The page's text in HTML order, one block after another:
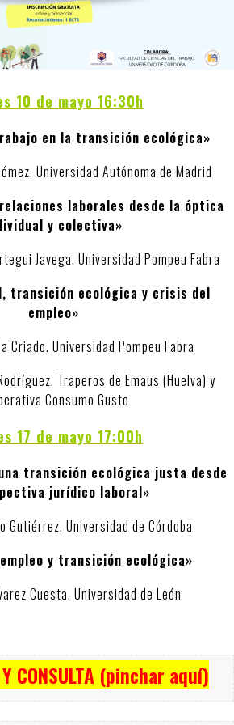
10 de mayo 16:30h
en la transición ecológica»
Universidad Autónoma de Madrid
laborales desde la óptica
y colectiva»
Javega. Universidad Pompeu Fabra
transición ecológica y crisis del
empleo»
Criado. Universidad Pompeu Fabra
Traperos de Emaus (Huelva) y
Consumo Gusto
17 de mayo 17:00h
transición ecológica justa desde
jurídico laboral»
Gutiérrez. Universidad de Córdoba
y transición ecológica»
Cuesta. Universidad de León
CONSULTA (pinchar aquí)